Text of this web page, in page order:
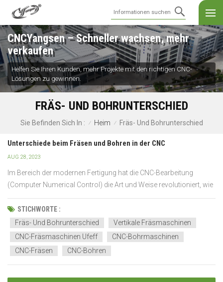
CNCYangsen – Schneller wachsen, mehr
verkaufen
Helfen Sie Ihren Kunden, mehr Projekte mit den richtigen CNC-
Lösungen zu gewinnen.
FRÄS- UND BOHRUNTERSCHIED
Sie Befinden Sich In : / Heim / Fräs- Und Bohrunterschied
Unterschiede beim Fräsen und Bohren in der CNC
AUG 28, 2023
Im Bereich der modernen Fertigung hat die CNC-Bearbeitung
(Computer Numerical Control) die Art und Weise revolutioniert, wie
komplizierte Teile hergestellt werden. Zwei grundlegende Prozesse
in der CNC-Bearbeitung sind Fräsen und Bohren, die jeweils
unterschiedliche Zwecke mit einzigartigen Eigensch...
STICHWORTE :
Fräs- Und Bohrunterschied
Vertikale Fräsmaschinen
CNC-Fräsmaschinen Ufeff
CNC-Bohrmaschinen
CNC-Fräsen
CNC-Bohren